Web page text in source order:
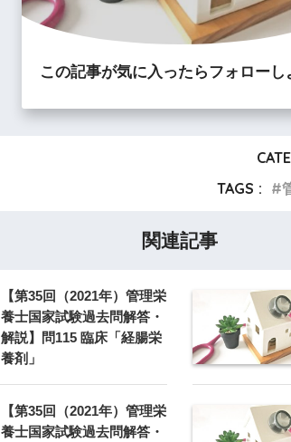
この記事が気に入ったらフォローし
TAGS :
関連記事
【第35回（2021年）管理栄
養士国家試験過去問解答・
解説】問115 臨床「経腸栄
養剤」
【第35回（2021年）管理栄
養士国家試験過去問解答・